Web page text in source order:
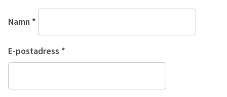
Namn *
E-postadress *